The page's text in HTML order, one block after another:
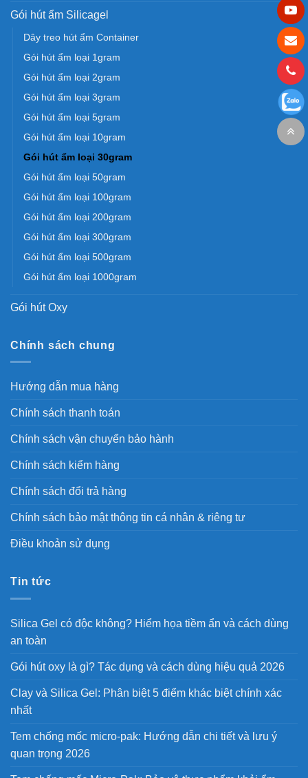
Gói hút ẩm Silicagel
Dây treo hút ẩm Container
Gói hút ẩm loại 1gram
Gói hút ẩm loại 2gram
Gói hút ẩm loại 3gram
Gói hút ẩm loại 5gram
Gói hút ẩm loại 10gram
Gói hút ẩm loại 30gram
Gói hút ẩm loại 50gram
Gói hút ẩm loại 100gram
Gói hút ẩm loại 200gram
Gói hút ẩm loại 300gram
Gói hút ẩm loại 500gram
Gói hút ẩm loại 1000gram
Gói hút Oxy
Chính sách chung
Hướng dẫn mua hàng
Chính sách thanh toán
Chính sách vận chuyển bảo hành
Chính sách kiểm hàng
Chính sách đổi trả hàng
Chính sách bảo mật thông tin cá nhân & riêng tư
Điều khoản sử dụng
Tin tức
Silica Gel có độc không? Hiểm họa tiềm ẩn và cách dùng
an toàn
Gói hút oxy là gì? Tác dụng và cách dùng hiệu quả 2026
Clay và Silica Gel: Phân biệt 5 điểm khác biệt chính xác
nhất
Tem chống mốc micro-pak: Hướng dẫn chi tiết và lưu ý
quan trọng 2026